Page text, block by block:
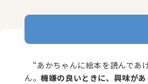
“あかちゃんに絵本を読んであ
ん。機嫌の良いときに、興味が